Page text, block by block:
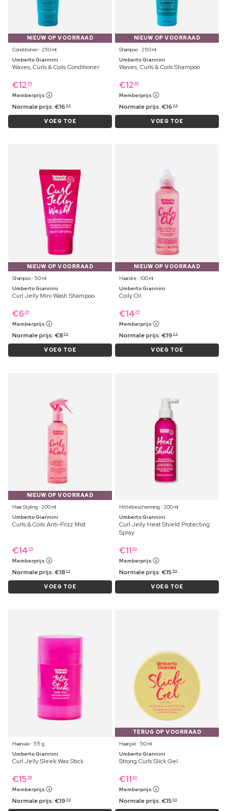
NIEUW OP VOORRAAD
Conditioner ⋅ 250 ml
Umberto Giannini
Waves, Curls & Coils Conditioner
€12 49
Memberprijs
Normale prijs:€16 99
VOEG TOE
NIEUW OP VOORRAAD
Shampoo ⋅ 250 ml
Umberto Giannini
Waves, Curls & Coils Shampoo
€12 49
Memberprijs
Normale prijs:€16 99
VOEG TOE
NIEUW OP VOORRAAD
Shampoo ⋅ 50 ml
Umberto Giannini
Curl Jelly Mini Wash Shampoo
€6 29
Memberprijs
Normale prijs:€8 59
VOEG TOE
NIEUW OP VOORRAAD
Haarolie ⋅ 100 ml
Umberto Giannini
Coily Oil
€14 79
Memberprijs
Normale prijs:€19 69
VOEG TOE
NIEUW OP VOORRAAD
Haar Styling ⋅ 200 ml
Umberto Giannini
Curls & Coils Anti-Frizz Mist
€14 39
Memberprijs
Normale prijs:€18 29
VOEG TOE
Hittebescherming ⋅ 200 ml
Umberto Giannini
Curl Jelly Heat Shield Protecting
Spray
€11 49
Memberprijs
Normale prijs:€15 49
VOEG TOE
Haarwax ⋅ 55 g
Umberto Giannini
Curl Jelly Sleek Wax Stick
€15 59
Memberprijs
Normale prijs:€19 99
TERUG OP VOORRAAD
Haargel ⋅ 50 ml
Umberto Giannini
Strong Curls Slick Gel
€11 49
Memberprijs
Normale prijs:€15 99